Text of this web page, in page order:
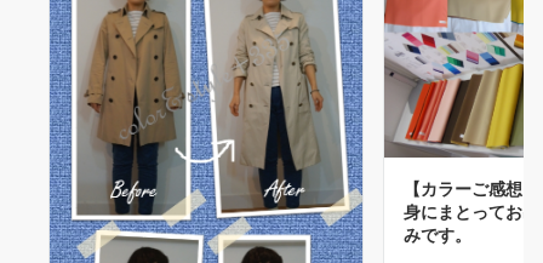
【カラーご感想
身にまとってお
みです。